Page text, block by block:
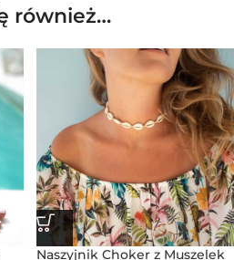
również…
Naszyjnik Choker z Muszelek